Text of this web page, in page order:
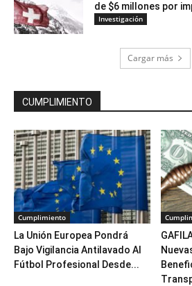
de $6 millones por
Investigación
Cargar más
CUMPLIMIENTO
Cumplimiento
La Unión Europea Pondrá
Bajo Vigilancia Antilavado Al
Fútbol Profesional Desde...